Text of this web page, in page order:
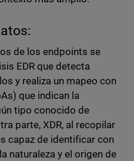
de los endpoints se
EDR que detecta
y realiza un mapeo con
que indican la
tipo conocido de
parte, XDR, al recopilar
capaz de identificar con
naturaleza y el origen de